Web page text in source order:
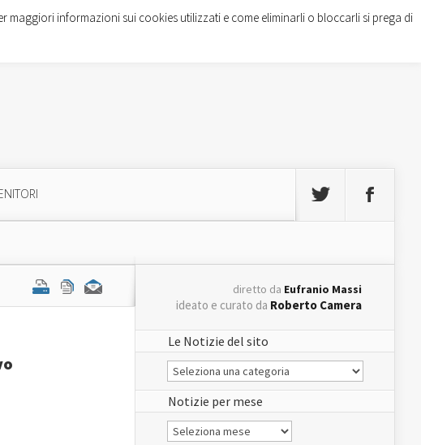
diretto da Eufranio Massi
ideato e curato da Roberto Camera
Le Notizie del sito
Le
Notizie
del
sito
Notizie per mese
Notizie
per
informazioni sui cookies utilizzati e come eliminarli o bloccarli si prega di